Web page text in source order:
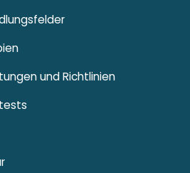
und Richtlinien